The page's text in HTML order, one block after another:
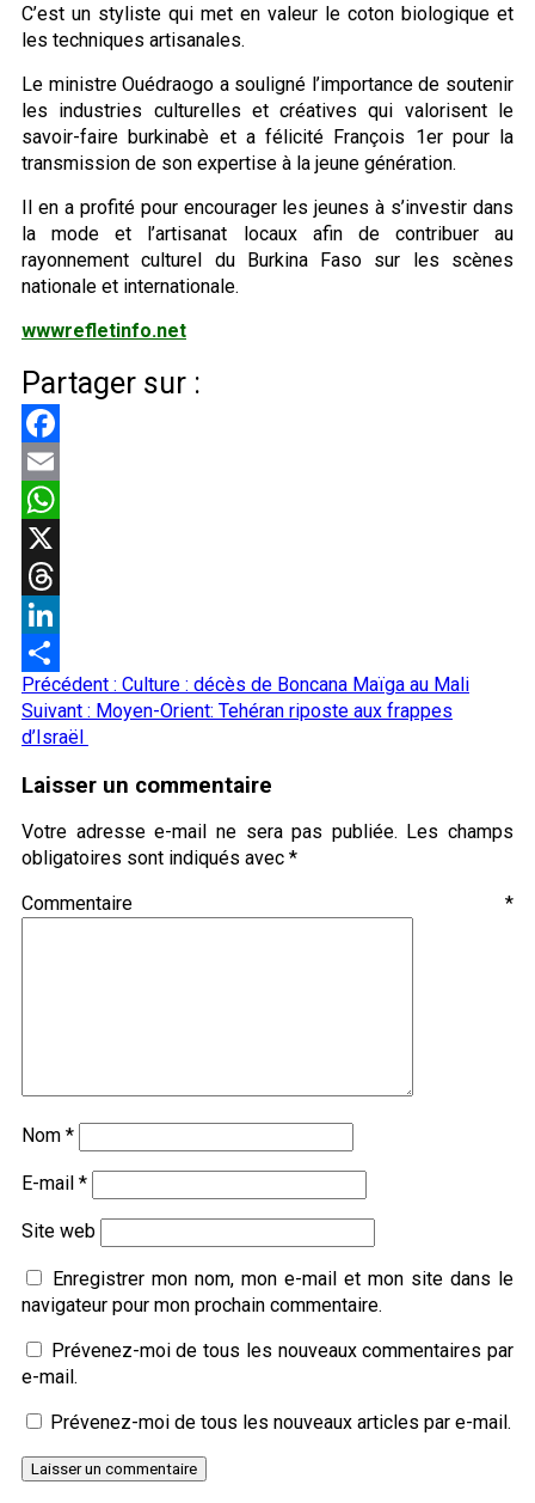
C’est un styliste qui met en valeur le coton biologique et
les techniques artisanales.
Le ministre Ouédraogo a souligné l’importance de soutenir
les industries culturelles et créatives qui valorisent le
savoir-faire burkinabè et a félicité François 1er pour la
transmission de son expertise à la jeune génération.
Il en a profité pour encourager les jeunes à s’investir dans
la mode et l’artisanat locaux afin de contribuer au
rayonnement culturel du Burkina Faso sur les scènes
nationale et internationale.
wwwrefletinfo.net
Partager sur :
Facebook
Email
WhatsApp
X
Threads
LinkedIn
Partager
Navigation
d’article
Précédent : Culture : décès de Boncana Maïga au Mali
Suivant : Moyen-Orient: Tehéran riposte aux frappes
d’Israël
Laisser un commentaire
Votre adresse e-mail ne sera pas publiée. Les champs
obligatoires sont indiqués avec *
Commentaire *
Nom *
E-mail *
Site web
Enregistrer mon nom, mon e-mail et mon site dans le
navigateur pour mon prochain commentaire.
Prévenez-moi de tous les nouveaux commentaires par
e-mail.
Prévenez-moi de tous les nouveaux articles par e-mail.